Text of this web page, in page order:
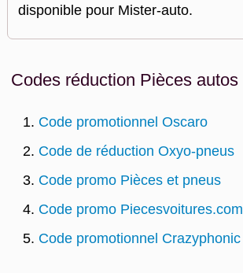
disponible pour Mister-auto.
Codes réduction Pièces autos
Code promotionnel Oscaro
Code de réduction Oxyo-pneus
Code promo Pièces et pneus
Code promo Piecesvoitures.com
Code promotionnel Crazyphonic